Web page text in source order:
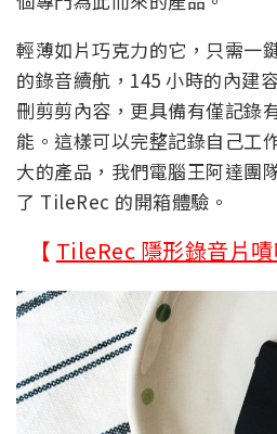
輕薄如片巧克力的它，只需一
的錄音續航，145 小時的內建
刪剪剪內容，更具備有僅記錄
能。這樣可以完整記錄自己工
大的產品，我們電腦王阿達團
了 TileRec 的開箱體驗。
【 TileRec 隱形錄音片